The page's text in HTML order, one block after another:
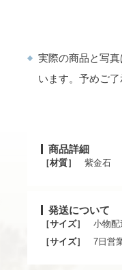
実際の商品と写
います。予めご了
商品詳細
［材質］ 紫金石
発送について
［サイズ］
小物配
［サイズ］
7日営